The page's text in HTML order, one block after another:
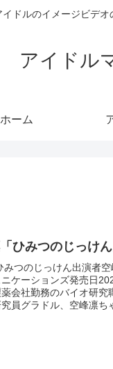
ドルのイメージビデオ
アイドル
ホーム
ひみつのじっけ
みつのじっけん出演者
ニケーションズ発売日
薬会社勤務のバイオ研
員グラドル、空峰凛ち